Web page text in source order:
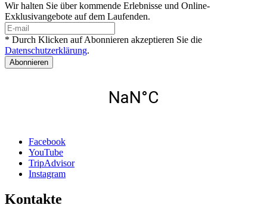
Wir halten Sie über kommende Erlebnisse und Online-
Exklusivangebote auf dem Laufenden.
* Durch Klicken auf Abonnieren akzeptieren Sie die
Datenschutzerklärung.
Abonnieren
Facebook
YouTube
TripAdvisor
Instagram
Kontakte